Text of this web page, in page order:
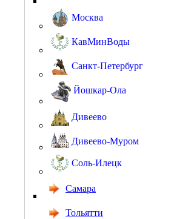
Москва
КавМинВоды
Санкт-Петербург
Йошкар-Ола
Дивеево
Дивеево-Муром
Соль-Илецк
Самара
Тольятти